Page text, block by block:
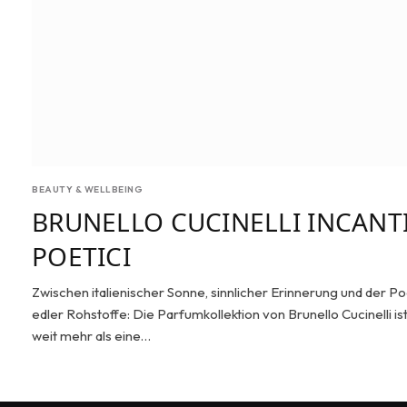
BEAUTY & WELLBEING
BRUNELLO CUCINELLI
POETICI
Zwischen italienischer Sonne, sinnlicher Erinnerung und der
edler Rohstoffe: Die Parfumkollektion von Brunello Cucinelli ist
weit mehr als eine…